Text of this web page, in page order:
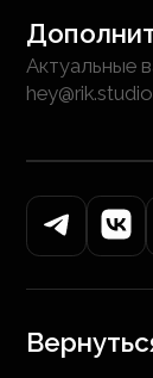
Актуальные
hey@rik.studio